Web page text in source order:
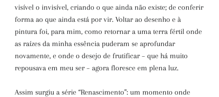
visível o invisível, criando o que ainda não existe; de conferir
forma ao que ainda está por vir. Voltar ao desenho e à
pintura foi, para mim, como retornar a uma terra fértil onde
as raízes da minha essência puderam se aprofundar
novamente, e onde o desejo de frutificar – que há muito
repousava em meu ser – agora floresce em plena luz.
Assim surgiu a série “Renascimento”: um momento onde